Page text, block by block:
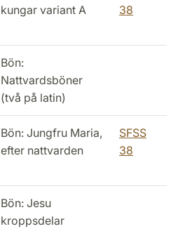
kungar variant A
38
Bön:
Nattvardsböner
(två på latin)
Bön: Jungfru Maria,
efter nattvarden
SFSS
38
Bön: Jesu
kroppsdelar